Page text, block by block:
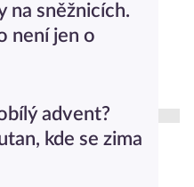
na sněžnicích.
není jen o
advent?
kde se zima